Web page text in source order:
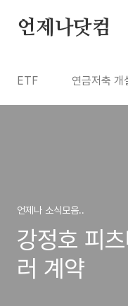
언제나닷컴
ETF 연금저축 개
언제나 소식모음..
강정호 피
러 계약